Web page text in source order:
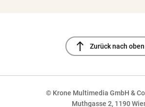
north Zurück nach oben
© Krone Multimedia GmbH &
Muthgasse 2, 1190